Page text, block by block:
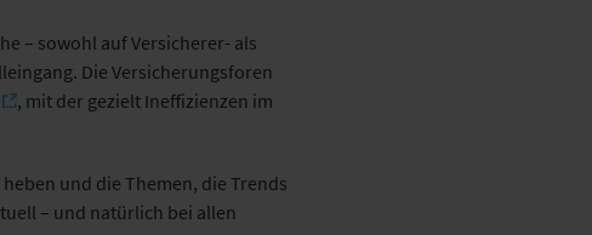
– sowohl auf Versicherer- als
Die Versicherungsforen
, mit der gezielt Ineffizienzen im
und die Themen, die Trends
– und natürlich bei allen